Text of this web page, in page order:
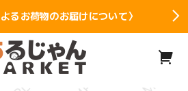
るお荷物のお届けについて〉